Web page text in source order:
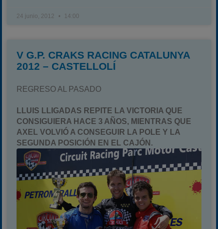
24 junio, 2012 14:00
V G.P. CRAKS RACING CATALUNYA
2012 – CASTELLOLÍ
REGRESO AL PASADO
LLUIS LLIGADAS REPITE LA VICTORIA QUE
CONSIGUIERA HACE 3 AÑOS, MIENTRAS QUE
AXEL VOLVIÓ A CONSEGUIR LA POLE Y LA
SEGUNDA POSICIÓN EN EL CAJÓN.